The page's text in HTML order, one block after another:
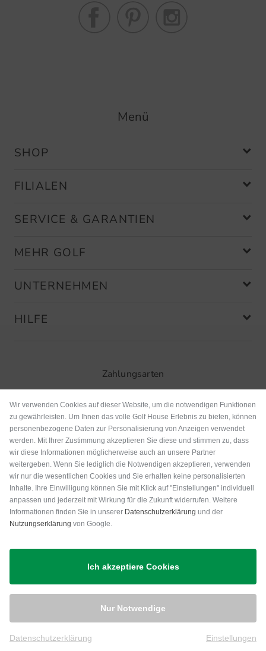
Menü
SHOP
FILIALEN
SERVICE & GARANTIEN
MEHR GOLF
UNTERNEHMEN
HILFE
Zahlungsarten
Versand
Wir verwenden Cookies auf dieser Website, um die notwendigen Funktionen
zu gewährleisten. Um Ihnen das volle Golf House Erlebnis zu bieten, können
personenbezogene Daten zur Personalisierung von Anzeigen verwendet
werden. Mit Ihrer Zustimmung akzeptieren Sie diese und stimmen zu, dass
wir diese Informationen möglicherweise auch an unsere Partner
weitergeben. Wenn Sie lediglich die Notwendigen akzeptieren, verwenden
wir nur die wesentlichen Cookies und Sie erhalten keine personalisierten
Inhalte. Ihre Einwilligung können Sie mit Klick auf "Einstellungen" individuell
anpassen und jederzeit mit Wirkung für die Zukunft widerrufen. Weitere
Informationen finden Sie in unserer Datenschutzerklärung und der
Nutzungserklärung von Google.
Ich akzeptiere Cookies
Nur Notwendige
Datenschutzerklärung Einstellungen